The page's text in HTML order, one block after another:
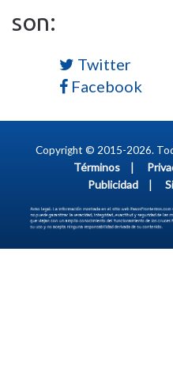
son:
Twitter
Facebook
Copyright © 2015-2026.
Términos |
Publicidad |